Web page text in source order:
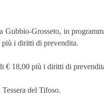
Grosseto, in
più i diritti di prevendita.
€ 18,00 più i diritti di
del Tifoso.